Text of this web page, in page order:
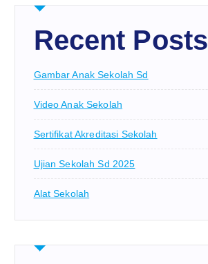
Recent Posts
Gambar Anak Sekolah Sd
Video Anak Sekolah
Sertifikat Akreditasi Sekolah
Ujian Sekolah Sd 2025
Alat Sekolah